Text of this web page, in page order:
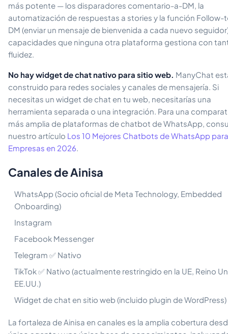
más potente — los disparadores comentario-a-DM, la
automatización de respuestas a stories y la función Follow-
DM (enviar un mensaje de bienvenida a cada nuevo
capacidades que ninguna otra plataforma gestiona con
fluidez.
No hay widget de chat nativo para sitio web. ManyChat
construido para redes sociales y canales de mensajería. Si
necesitas un widget de chat en tu web, necesitarías una
herramienta separada o una integración. Para una
más amplia de plataformas de chatbot de WhatsApp,
nuestro artículo Los 10 Mejores Chatbots de WhatsApp para
Empresas en 2026.
Canales de Ainisa
WhatsApp (Socio oficial de Meta Technology, Embedded
Onboarding)
Instagram
Facebook Messenger
Telegram ✅ Nativo
TikTok ✅ Nativo (actualmente restringido en la UE, Reino
EE.UU.)
Widget de chat en sitio web (incluido plugin de WordPress)
La fortaleza de Ainisa en canales es la amplia cobertura